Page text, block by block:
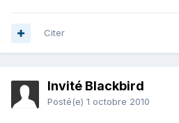
Citer
Invité Blackbird
Posté(e) 1 octobre 2010